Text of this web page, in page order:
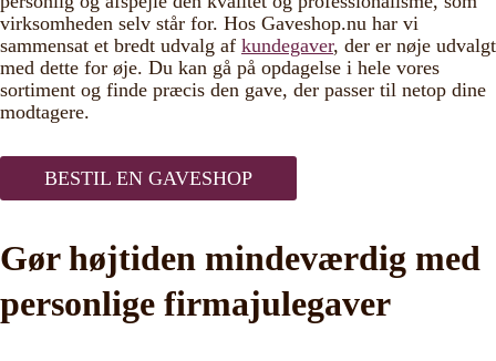
virksomheden selv står for. Hos Gaveshop.nu har vi
sammensat et bredt udvalg af kundegaver, der er nøje udvalgt
med dette for øje. Du kan gå på opdagelse i hele vores
sortiment og finde præcis den gave, der passer til netop dine
modtagere.
BESTIL EN GAVESHOP
Gør højtiden mindeværdig med
personlige firmajulegaver